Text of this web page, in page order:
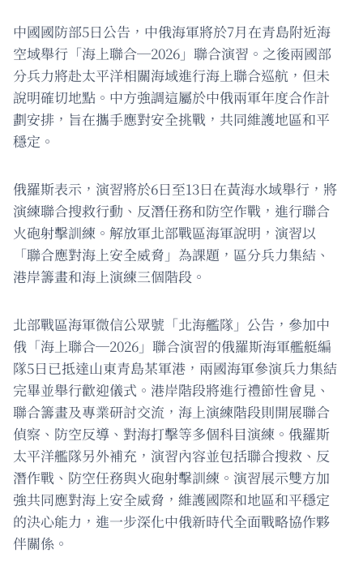
中國國防部5日公告，中俄海軍將於7月在青島附近海
空域舉行「海上聯合─2026」聯合演習。之後兩國部
分兵力將赴太平洋相關海域進行海上聯合巡航，但未
說明確切地點。中方強調這屬於中俄兩軍年度合作計
劃安排，旨在攜手應對安全挑戰，共同維護地區和平
穩定。
俄羅斯表示，演習將於6日至13日在黃海水域舉行，將
演練聯合搜救行動、反潛任務和防空作戰，進行聯合
火砲射擊訓練。解放軍北部戰區海軍說明，演習以
「聯合應對海上安全威脅」為課題，區分兵力集結、
港岸籌畫和海上演練三個階段。
北部戰區海軍微信公眾號「北海艦隊」公告，參加中
俄「海上聯合─2026」聯合演習的俄羅斯海軍艦艇編
隊5日已抵達山東青島某軍港，兩國海軍參演兵力集結
完畢並舉行歡迎儀式。港岸階段將進行禮節性會見、
聯合籌畫及專業研討交流，海上演練階段則開展聯合
偵察、防空反導、對海打擊等多個科目演練。俄羅斯
太平洋艦隊另外補充，演習內容並包括聯合搜救、反
潛作戰、防空任務與火砲射擊訓練。演習展示雙方加
強共同應對海上安全威脅，維護國際和地區和平穩定
的決心能力，進一步深化中俄新時代全面戰略協作夥
伴關係。